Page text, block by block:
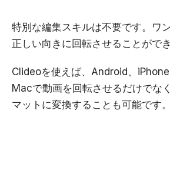
特別な編集スキルは不要です。ワ
正しい向きに回転させることができ
Clideoを使えば、Android、iPhone
Macで動画を回転させるだけでな
マットに変換することも可能です。